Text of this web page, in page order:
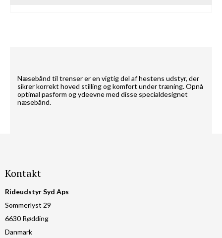
Næsebånd til trenser er en vigtig del af hestens udstyr, der
sikrer korrekt hoved stilling og komfort under træning. Opnå
optimal pasform og ydeevne med disse specialdesignet
næsebånd.
Kontakt
Rideudstyr Syd Aps
Sommerlyst 29
6630 Rødding
Danmark